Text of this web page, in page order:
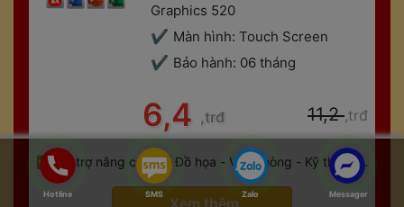
Graphics 520
Màn hình: Touch Screen
Bảo hành: 06 tháng
6,4 ,trđ 11,2 ,trđ
Hỗ trợ nâng cấp
Đồ họa - Văn phòng - Kỹ thuật -
Gaming
Bảo hành 6 tháng
Xem thêm
Hotline SMS Zalo Messager